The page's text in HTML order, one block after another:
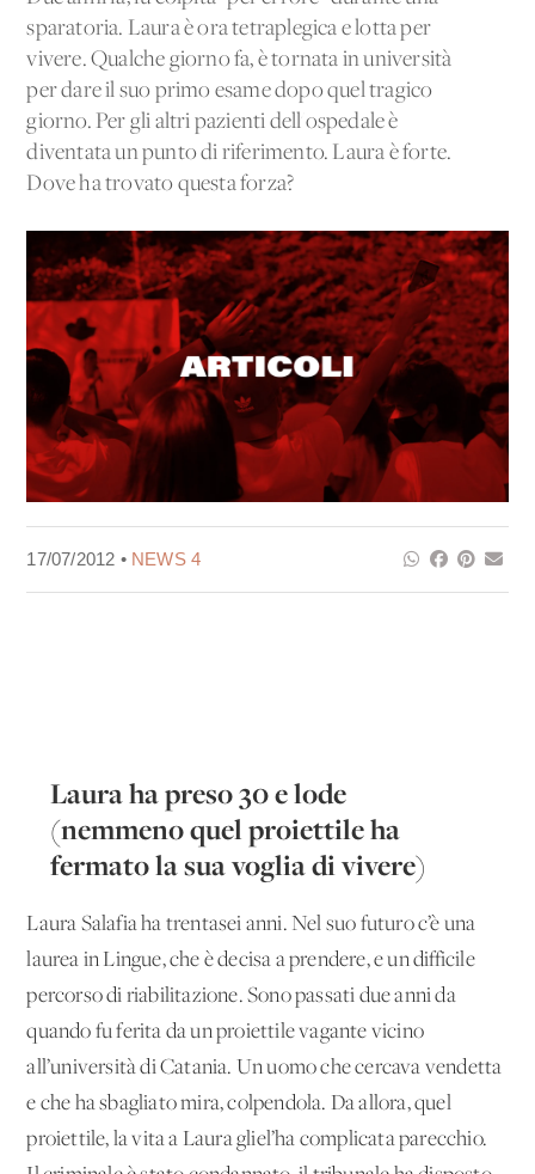
sparatoria. Laura è ora tetraplegica e lotta per
vivere. Qualche giorno fa, è tornata in università
per dare il suo primo esame dopo quel tragico
giorno. Per gli altri pazienti dell'ospedale è
diventata un punto di riferimento. Laura è forte.
Dove ha trovato questa forza?
17/07/2012 • NEWS 4
Laura ha preso 30 e lode
(nemmeno quel proiettile ha
fermato la sua voglia di vivere)
Laura Salafia ha trentasei anni. Nel suo futuro c’è una
laurea in Lingue, che è decisa a prendere, e un difficile
percorso di riabilitazione. Sono passati due anni da
quando fu ferita da un proiettile vagante vicino
all’università di Catania. Un uomo che cercava vendetta
e che ha sbagliato mira, colpendola. Da allora, quel
proiettile, la vita a Laura gliel’ha complicata parecchio.